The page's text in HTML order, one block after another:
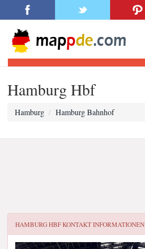
Hamburg Hbf
Hamburg Hamburg Bahnhof
HAMBURG HBFKONTAKT INFORMATIONEN